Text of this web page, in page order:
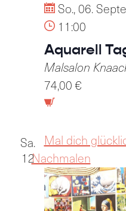
So., 06.
11:00
Aquarell
Malsalon
74,00 €
Sa.
12
Mal dich
Nachmalen